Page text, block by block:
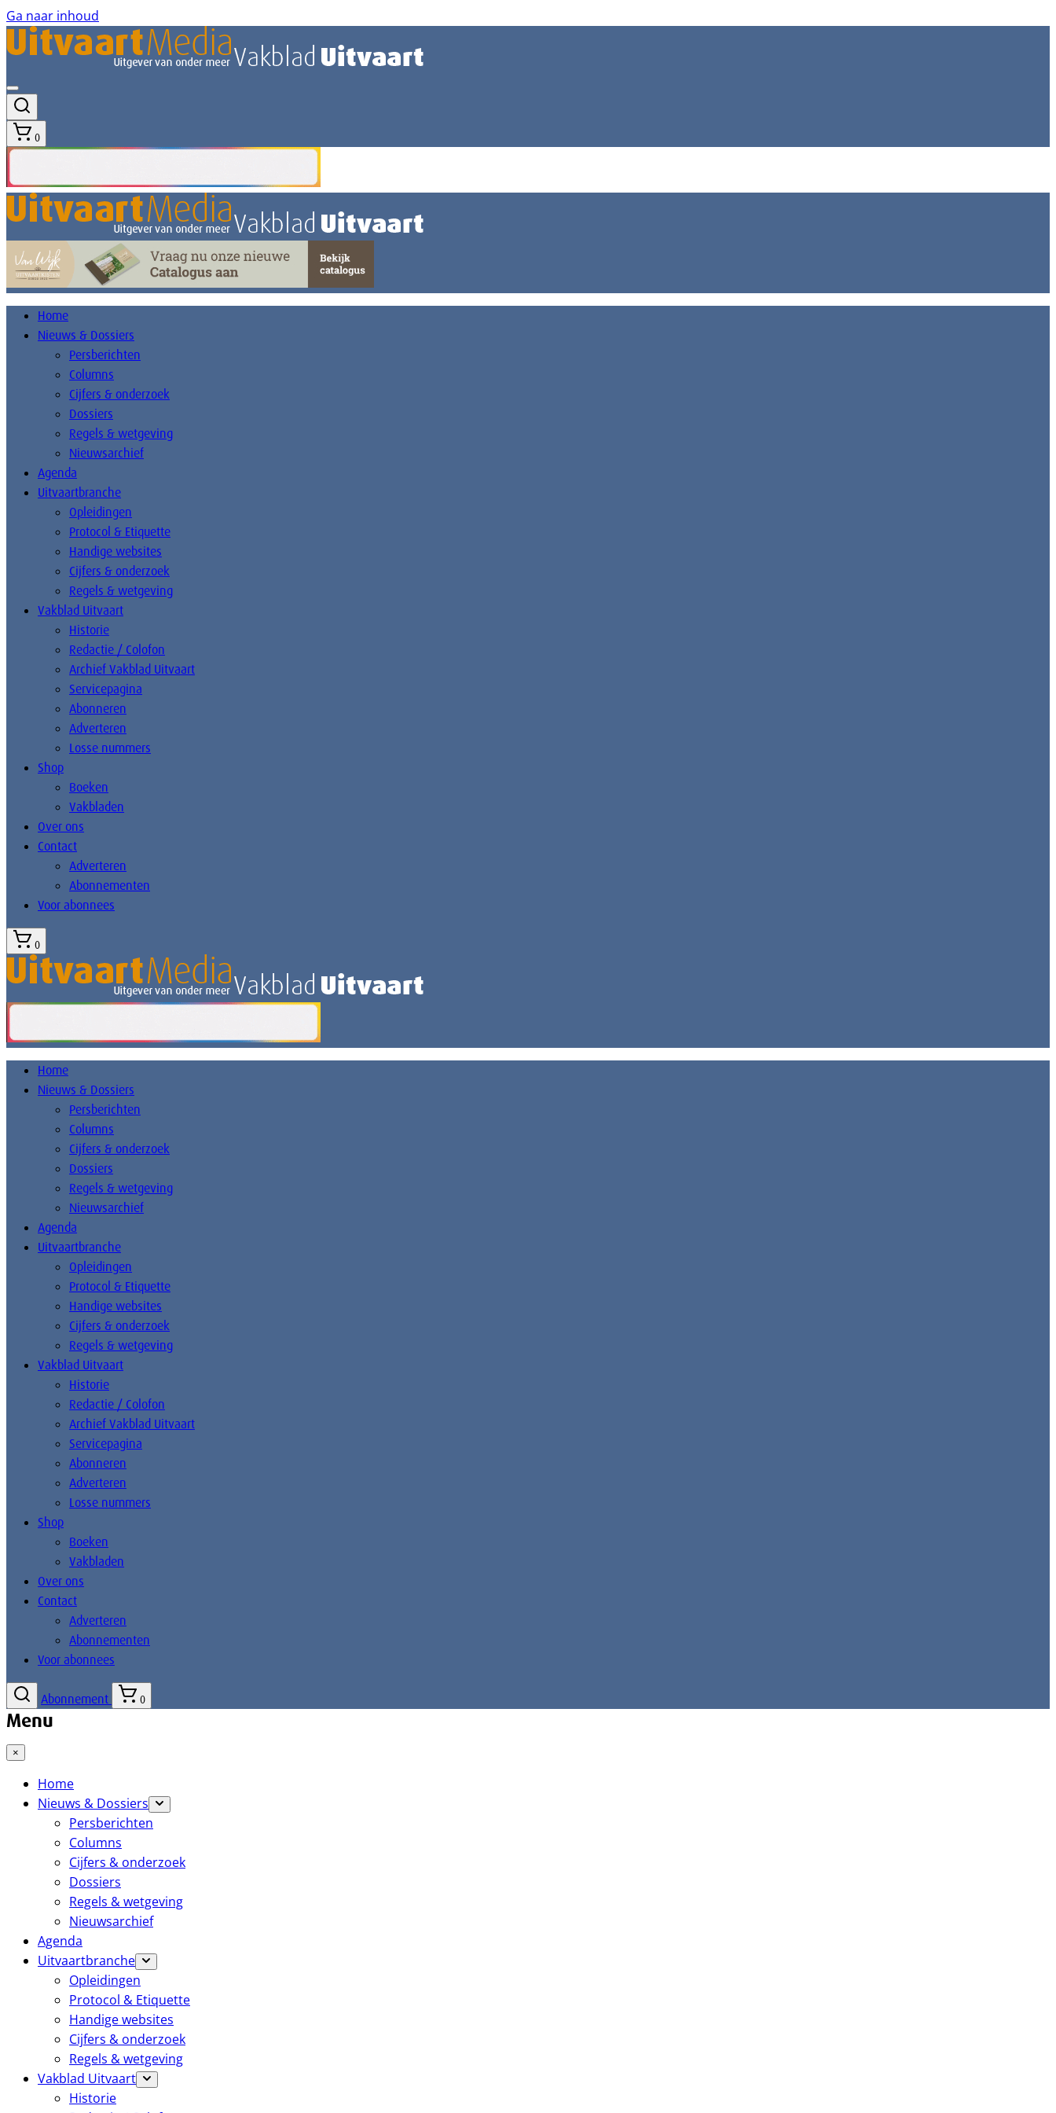
Ga naar inhoud
0
Home
Nieuws & Dossiers
Persberichten
Columns
Cijfers & onderzoek
Dossiers
Regels & wetgeving
Nieuwsarchief
Agenda
Uitvaartbranche
Opleidingen
Protocol & Etiquette
Handige websites
Cijfers & onderzoek
Regels & wetgeving
Vakblad Uitvaart
Historie
Redactie / Colofon
Archief Vakblad Uitvaart
Servicepagina
Abonneren
Adverteren
Losse nummers
Shop
Boeken
Vakbladen
Over ons
Contact
Adverteren
Abonnementen
Voor abonnees
0
Home
Nieuws & Dossiers
Persberichten
Columns
Cijfers & onderzoek
Dossiers
Regels & wetgeving
Nieuwsarchief
Agenda
Uitvaartbranche
Opleidingen
Protocol & Etiquette
Handige websites
Cijfers & onderzoek
Regels & wetgeving
Vakblad Uitvaart
Historie
Redactie / Colofon
Archief Vakblad Uitvaart
Servicepagina
Abonneren
Adverteren
Losse nummers
Shop
Boeken
Vakbladen
Over ons
Contact
Adverteren
Abonnementen
Voor abonnees
Abonnement 0
Menu
×
Home
Nieuws & Dossiers
Persberichten
Columns
Cijfers & onderzoek
Dossiers
Regels & wetgeving
Nieuwsarchief
Agenda
Uitvaartbranche
Opleidingen
Protocol & Etiquette
Handige websites
Cijfers & onderzoek
Regels & wetgeving
Vakblad Uitvaart
Historie